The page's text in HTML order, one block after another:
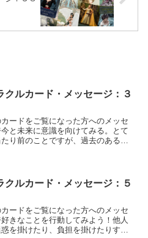
クルカード・メッセージ：３
カードをご覧になった方へのメッセ
今と未来に意識を向けてみる。とて
たり前のことですが、過去のあるシ
クルカード・メッセージ：５
カードをご覧になった方へのメッセ
好きなことを行動してみよう！他人
惑を掛けたり、負担を掛けたりする